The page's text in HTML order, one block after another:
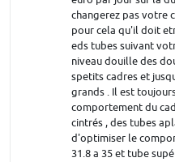
changerez pas votre
pour cela qu'il doit
eds tubes suivant
niveau douille des
spetits cadres et
grands . Il est
comportement du
cintrés , des tubes
d'optimiser le
31.8 a 35 et tube